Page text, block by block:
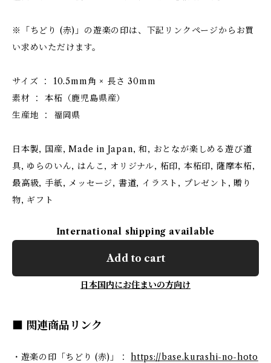
※「ちどり (赤)」の遊楽の印は、下記リンクページからお買
い求めいただけます。
サイズ ： 10.5mm角 × 長さ 30mm
素材 ： 本柘（鹿児島県産）
生産地 ： 福岡県
日本製, 国産, Made in Japan, 和, おとなが楽しめる遊び道
具, ゆらのいん, はんこ, オリジナル, 柘印, 本柘印, 薩摩本柘,
最高級, 手紙, メッセージ, 書道, イラスト, プレゼント, 贈り
物, ギフト
International shipping available
Add to cart
日本国内にお住まいの方向け
■ 関連商品リンク
・遊楽の印「ちどり (赤)」：https://base.kurashi-no-hoto